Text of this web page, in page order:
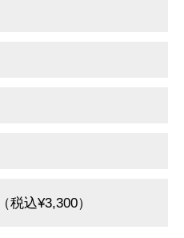
（税込¥3,300）